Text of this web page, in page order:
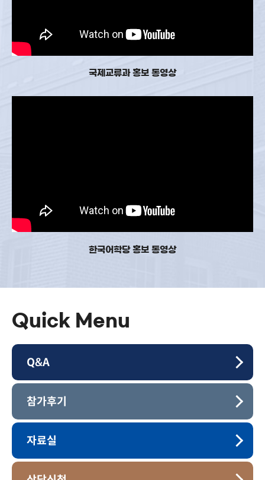
국제교류과 홍보 동영상
한국어학당 홍보 동영상
Quick Menu
Q&A
참가후기
자료실